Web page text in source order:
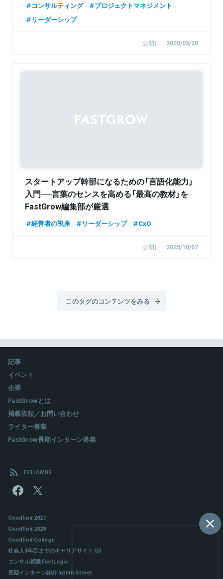
コンサルティング
プロジェクトマネジメント
リーダーシップ
公開日 2020/05/20
スタートアップ幹部になるための「言語化能力」
入門──言葉のセンスを高める「最高の教材」を
FastGrow編集部が厳選
経営者の視座 リーダーシップ CxO
公開日 2025/10/07
このタグのコンテンツをみる
記事
イベント
企業
FastGrowとは
掲載依頼／お問い合わせ
ライター募集
FastGrow長期インターン募集
FOLLOW US
Goodfind 2027
Goodfind 2028
Goodfind College
社会人3年目までのキャリアサイト G3
コンサル就職 FactLogic
長期インターン紹介 Intern Street